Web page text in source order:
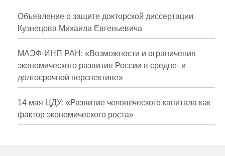
Публикации
Научная жизнь
Издания
Проблемы прогнозирования
О журнале
Объявление о защите докторской диссертации
Кузнецова Михаила Евгеньевича
МАЭФ-ИНП РАН: «Возможности и ограничения
экономического развития России в средне- и
долгосрочной перспективе»
14 мая ЦДУ: «Развитие человеческого капитала как
фактор экономического роста»